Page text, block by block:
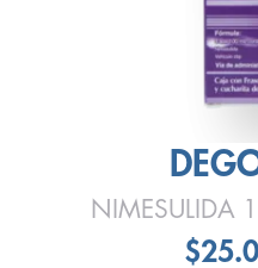
NIMESULIDA